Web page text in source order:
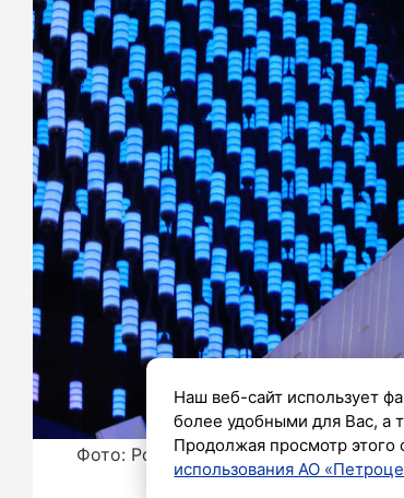
Фото: Роман Пименов/
Наш веб-сайт использует
более удобными для Вас, а
Продолжая просмотр этого
использования АО